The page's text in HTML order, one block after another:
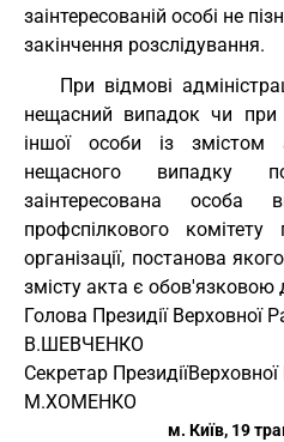
заінтересованій особі не
закінчення розслідування.
При відмові
нещасний випадок чи при
іншої особи із змістом
нещасного випадку
заінтересована особа
профспілкового комітету
організації, постанова
змісту акта є обов'язковою
Голова ПрезидіїВерховної
В.ШЕВЧЕНКО
Секретар Президії
М.ХОМЕНКО
м. Київ, 19